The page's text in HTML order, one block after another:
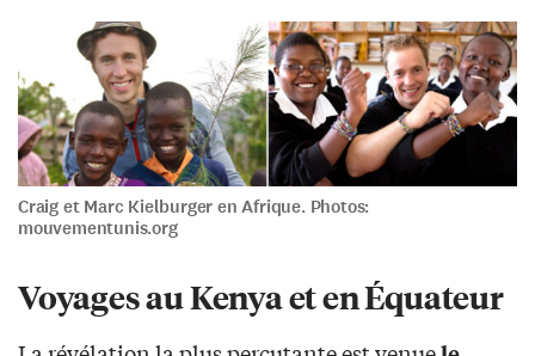
Craig et Marc Kielburger en Afrique. Photos:
mouvementunis.org
Voyages au Kenya et en Équateur